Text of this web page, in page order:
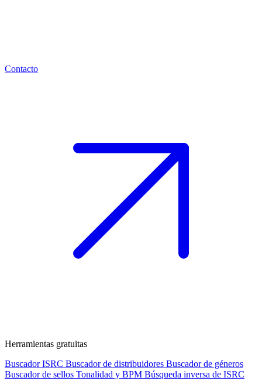
Contacto
Herramientas gratuitas
Buscador ISRC Buscador de distribuidores Buscador de géneros
Buscador de sellos Tonalidad y BPM Búsqueda inversa de ISRC